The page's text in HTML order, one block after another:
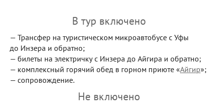
В тур включено
— Трансфер на туристическом микроавтобусе с Уфы
до Инзера и обратно;
— билеты на электричку с Инзера до Айгира и обратно;
— комплексный горячий обед в горном приюте «Айгир»;
— сопровождение.
Не включено